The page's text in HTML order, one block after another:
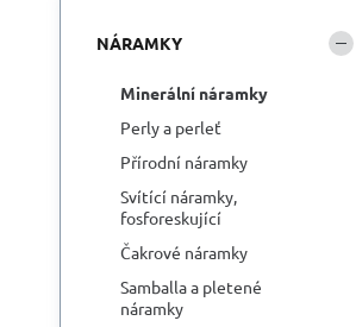
NÁRAMKY
Minerální náramky
Perly a perleť
Přírodní náramky
Svítící náramky,
fosforeskující
Čakrové náramky
Samballa a pletené
náramky